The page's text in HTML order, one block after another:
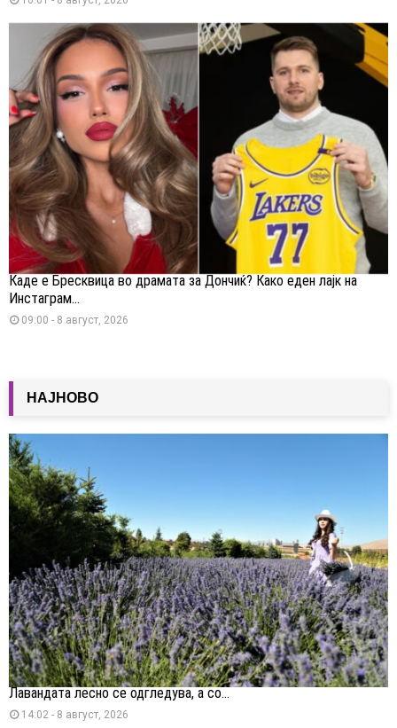
Каде е Бресквица во драмата за Дончиќ? Како еден лајк на
Инстаграм...
09:00 - 8 август, 2026
НАЈНОВО
Лавандата лесно се одгледува, а со...
14:02 - 8 август, 2026